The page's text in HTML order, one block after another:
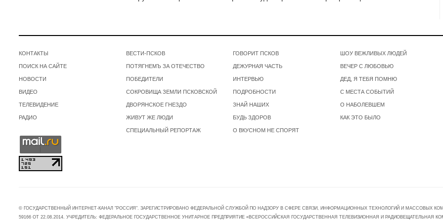
КОНТАКТЫ
ПОИСК НА САЙТЕ
НОВОСТИ
ВИДЕО
ТЕЛЕВИДЕНИЕ
РАДИО
ВЕСТИ-ПСКОВ
ПОТЯГНЕМЪ ЗА ОТЕЧЕСТВО
ПОБЕДИТЕЛИ
СОКРОВИЩА ЗЕМЛИ ПСКОВСКОЙ
ДВОРЯНСКОЕ ГНЕЗДО
ЖИВУТ ЖЕ ЛЮДИ
СПЕЦИАЛЬНЫЙ РЕПОРТАЖ
ГОВОРИТ ПСКОВ
ДЕЖУРНАЯ ЧАСТЬ
ИНТЕРВЬЮ
ПОДРОБНОСТИ
ЗНАЙ НАШИХ
БУДЬ ЗДОРОВ
О ВКУСНОМ НЕ СПОРЯТ
ШОУ ВЕЖЛИВЫХ ЛЮДЕЙ
ВЕЧЕР С ЛЮБОВЬЮ
ДЕД, Я ТЕБЯ ПОМНЮ
С МЕСТА СОБЫТИЙ
О НАБОЛЕВШЕМ
КАК ЭТО БЫЛО
© ГОСУДАРСТВЕННЫЙ ИНТЕРНЕТ-КАНАЛ "РОССИЯ". ЗАРЕГИСТРИРОВАНО ФЕДЕРАЛЬНОЙ СЛУЖБОЙ ПО НАДЗОРУ В СФЕРЕ СВЯЗИ, ИНФОРМАЦИОННЫХ ТЕХНОЛОГИЙ И МАССОВЫХ
59166 ОТ 22.08.2014. УЧРЕДИТЕЛЬ: ФЕДЕРАЛЬНОЕ ГОСУДАРСТВЕННОЕ УНИТАРНОЕ ПРЕДПРИЯТИЕ «ВСЕРОССИЙСКАЯ ГОСУДАРСТВЕННАЯ ТЕЛЕВИЗИОННАЯ И РАДИОВЕЩАТЕЛЬНАЯ